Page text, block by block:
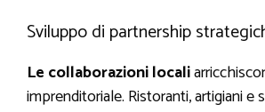
Sviluppo di partnership
Le collaborazioni locali
imprenditoriale. Ristoranti, artigiani e